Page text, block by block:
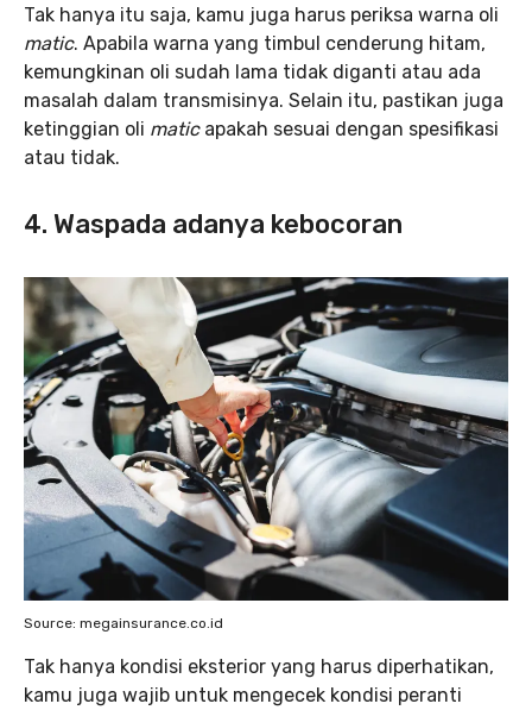
Tak hanya itu saja, kamu juga harus periksa warna oli
matic. Apabila warna yang timbul cenderung hitam,
kemungkinan oli sudah lama tidak diganti atau ada
masalah dalam transmisinya. Selain itu, pastikan juga
ketinggian oli maticapakah sesuai dengan spesifikasi
atau tidak.
4. Waspada adanya kebocoran
Source: megainsurance.co.id
Tak hanya kondisi eksterior yang harus diperhatikan,
kamu juga wajib untuk mengecek kondisi peranti